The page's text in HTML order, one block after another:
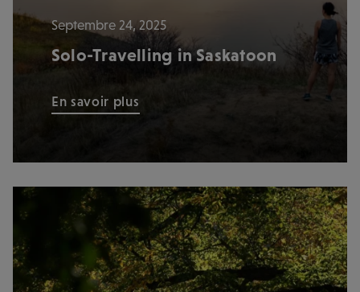
Septembre 24, 2025
Solo-Travelling in Saskatoon
En savoir plus